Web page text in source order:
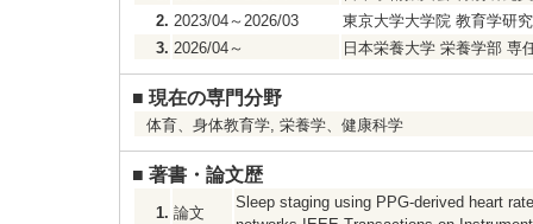
2. 2023/04～2026/03
東京大学大学院 教育学研
3. 2026/04～ 日本栄養大学 栄養学部 専
■ 現在の専門分野
体育、身体教育学, 栄養学、健康科学
■ 著書・論文歴
1. 論文
Sleep staging using PPG-derived heart